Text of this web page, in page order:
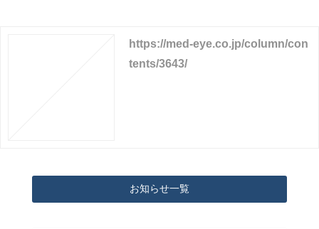
https://med-eye.co.jp/column/con
tents/3643/
お知らせ一覧